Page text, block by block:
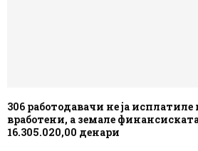
306 работодавачи не ја
вработени, а земале
16.305.020,00 денари